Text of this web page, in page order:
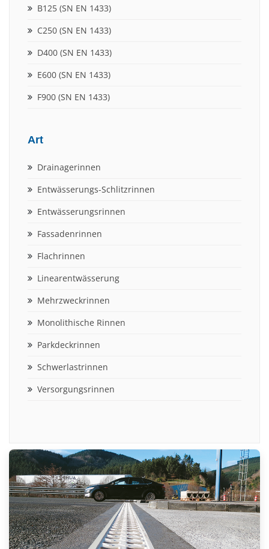
B125 (SN EN 1433)
C250 (SN EN 1433)
D400 (SN EN 1433)
E600 (SN EN 1433)
F900 (SN EN 1433)
Art
Drainagerinnen
Entwässerungs-Schlitzrinnen
Entwässerungsrinnen
Fassadenrinnen
Flachrinnen
Linearentwässerung
Mehrzweckrinnen
Monolithische Rinnen
Parkdeckrinnen
Schwerlastrinnen
Versorgungsrinnen